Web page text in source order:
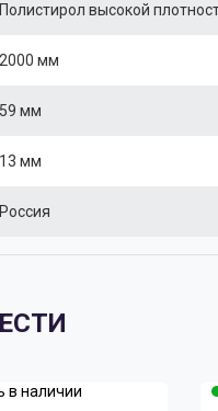
Полистирол высокой
2000 мм
59 мм
13 мм
Россия
в наличии